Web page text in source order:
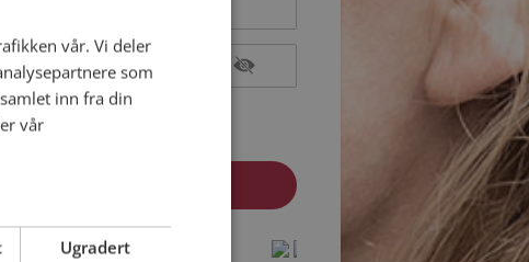
aksepterer Medlemsvilkårene
aksepterer
medlem? Logg inn her »
vår. Vi deler
som
inn fra din
vår
Ugradert